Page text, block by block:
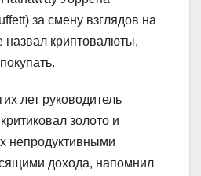
за смену взглядов на
назвал криптовалюты,
лет руководитель
золото и
непродуктивными
дохода, напомнил